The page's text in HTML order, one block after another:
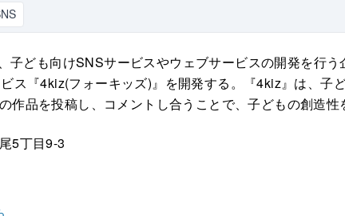
子ども向けSNSサービスやウェブサービスの開発を行
ス『4kiz(フォーキッズ)』を開発する。『4kiz』は、
作品を投稿し、コメントし合うことで、子どもの創造性
5丁目9-3